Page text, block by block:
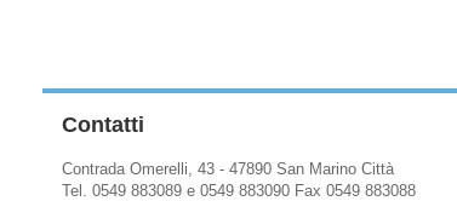
Contatti
Contrada Omerelli, 43 - 47890 San Marino Città
Tel. 0549 883089 e 0549 883090 Fax 0549 883088